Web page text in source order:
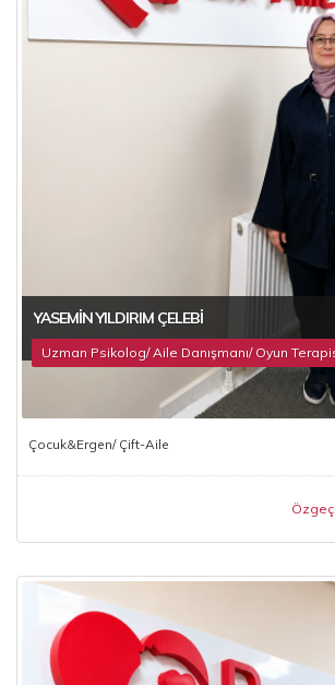
YASEMIN YILDIRIM ÇELEBI
Uzman Psikolog/ Aile Danışmanı/ Oyun
Çocuk&Ergen/ Çift-Aile